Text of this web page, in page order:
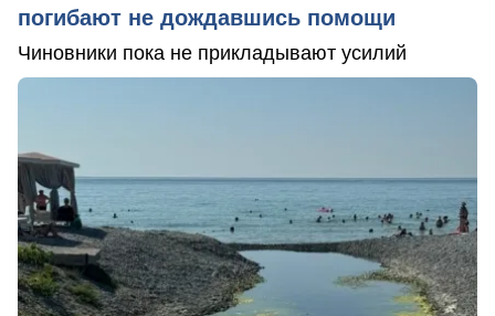
погибают не дождавшись помощи
Чиновники пока не прикладывают усилий